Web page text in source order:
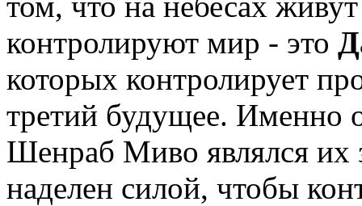
контролируют мир - это
которых контролирует
третий будущее. Именно
Шенраб Миво являлся
наделен силой, чтобы